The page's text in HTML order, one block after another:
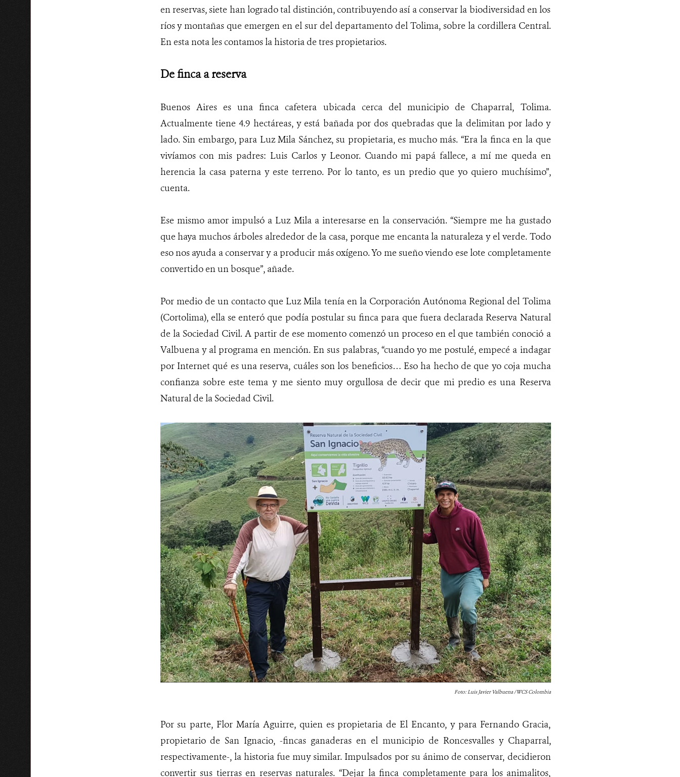
en reservas, siete han logrado tal distinción, contribuyendo así a conservar la biodiversidad en los
ríos y montañas que emergen en el sur del departamento del Tolima, sobre la cordillera Central.
En esta nota les contamos la historia de tres propietarios.
De finca a reserva
Buenos Aires es una finca cafetera ubicada cerca del municipio de Chaparral, Tolima.
Actualmente tiene 4.9 hectáreas, y está bañada por dos quebradas que la delimitan por lado y
lado. Sin embargo, para Luz Mila Sánchez, su propietaria, es mucho más. “Era la finca en la que
vivíamos con mis padres: Luis Carlos y Leonor. Cuando mi papá fallece, a mí me queda en
herencia la casa paterna y este terreno. Por lo tanto, es un predio que yo quiero muchísimo”,
cuenta.
Ese mismo amor impulsó a Luz Mila a interesarse en la conservación. “Siempre me ha gustado
que haya muchos árboles alrededor de la casa, porque me encanta la naturaleza y el verde. Todo
eso nos ayuda a conservar y a producir más oxígeno. Yo me sueño viendo ese lote completamente
convertido en un bosque”, añade.
Por medio de un contacto que Luz Mila tenía en la Corporación Autónoma Regional del Tolima
(Cortolima), ella se enteró que podía postular su finca para que fuera declarada Reserva Natural
de la Sociedad Civil. A partir de ese momento comenzó un proceso en el que también conoció a
Valbuena y al programa en mención. En sus palabras, “cuando yo me postulé, empecé a indagar
por Internet qué es una reserva, cuáles son los beneficios… Eso ha hecho de que yo coja mucha
confianza sobre este tema y me siento muy orgullosa de decir que mi predio es una Reserva
Natural de la Sociedad Civil.
Foto: Luis Javier Valbuena / WCS Colombia
Por su parte, Flor María Aguirre, quien es propietaria de El Encanto, y para Fernando Gracia,
propietario de San Ignacio, -fincas ganaderas en el municipio de Roncesvalles y Chaparral,
respectivamente-, la historia fue muy similar. Impulsados por su ánimo de conservar, decidieron
convertir sus tierras en reservas naturales. “Dejar la finca completamente para los animalitos,